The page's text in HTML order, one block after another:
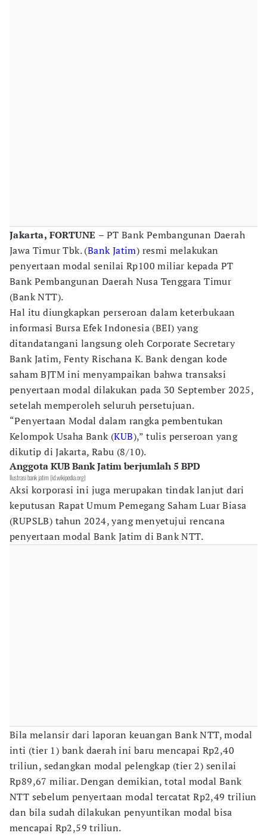
Jakarta, FORTUNE – PT Bank Pembangunan Daerah
Jawa Timur Tbk. (Bank Jatim) resmi melakukan
penyertaan modal senilai Rp100 miliar kepada PT
Bank Pembangunan Daerah Nusa Tenggara Timur
(Bank NTT).
Hal itu diungkapkan perseroan dalam keterbukaan
informasi Bursa Efek Indonesia (BEI) yang
ditandatangani langsung oleh Corporate Secretary
Bank Jatim, Fenty Rischana K. Bank dengan kode
saham BJTM ini menyampaikan bahwa transaksi
penyertaan modal dilakukan pada 30 September 2025,
setelah memperoleh seluruh persetujuan.
“Penyertaan Modal dalam rangka pembentukan
Kelompok Usaha Bank (KUB),” tulis perseroan yang
dikutip di Jakarta, Rabu (8/10).
Anggota KUB Bank Jatim berjumlah 5 BPD
Ilustrasi bank jatim (id.wikipedia.org)
Aksi korporasi ini juga merupakan tindak lanjut dari
keputusan Rapat Umum Pemegang Saham Luar Biasa
(RUPSLB) tahun 2024, yang menyetujui rencana
penyertaan modal Bank Jatim di Bank NTT.
Bila melansir dari laporan keuangan Bank NTT, modal
inti (tier 1) bank daerah ini baru mencapai Rp2,40
triliun, sedangkan modal pelengkap (tier 2) senilai
Rp89,67 miliar. Dengan demikian, total modal Bank
NTT sebelum penyertaan modal tercatat Rp2,49 triliun
dan bila sudah dilakukan penyuntikan modal bisa
mencapai Rp2,59 triliun.